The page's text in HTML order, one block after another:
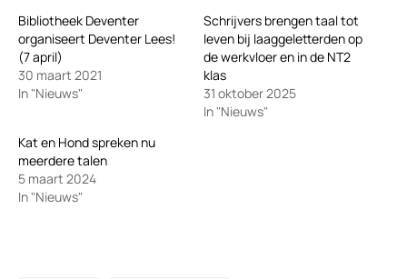
Bibliotheek Deventer
organiseert Deventer Lees!
(7 april)
30 maart 2021
In "Nieuws"
Schrijvers brengen taal tot
leven bij laaggeletterden op
de werkvloer en in de NT2
klas
31 oktober 2025
In "Nieuws"
Kat en Hond spreken nu
meerdere talen
5 maart 2024
In "Nieuws"